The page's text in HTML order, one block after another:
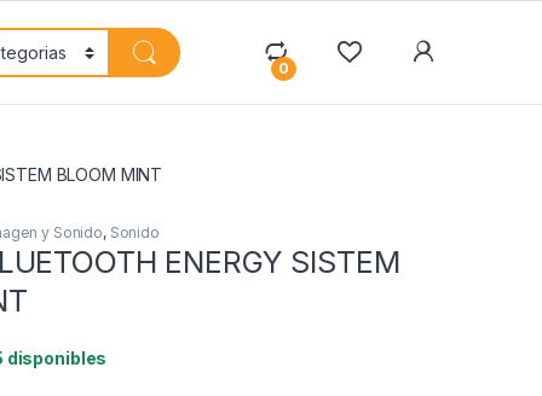
0
BLOOM MINT
y Sonido, Sonido
ENERGY SISTEM
disponibles